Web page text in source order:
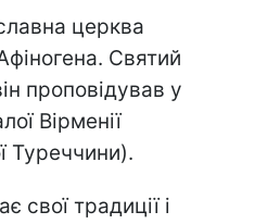
церква
Святий
проповідував у
Вірменії
Туреччини).
свої традиції і